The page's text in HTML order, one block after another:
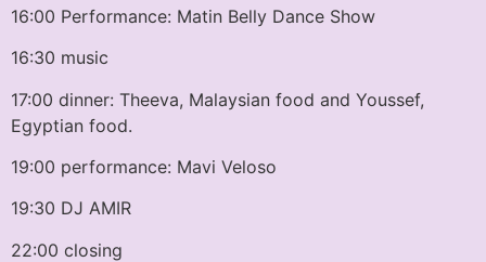
16:00 Performance: Matin Belly Dance Show
16:30 music
17:00 dinner: Theeva, Malaysian food and Youssef,
Egyptian food.
19:00 performance: Mavi Veloso
19:30 DJ AMIR
22:00 closing